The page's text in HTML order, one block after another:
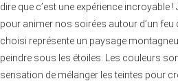
dire que c’est une expérience incroyable
pour animer nos soirées autour d’un feu
choisi représente un paysage
peindre sous les étoiles. Les couleurs
sensation de mélanger les teintes pour